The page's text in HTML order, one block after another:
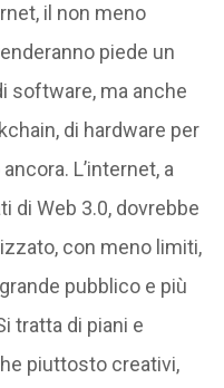
il non meno
piede un
software, ma anche
di hardware per
L’internet, a
di Web 3.0, dovrebbe
con meno limiti,
pubblico e più
tratta di piani e
piuttosto creativi,